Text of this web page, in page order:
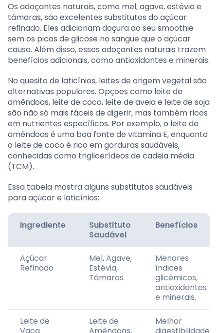
Os adoçantes naturais, como mel, agave, estévia e
tâmaras, são excelentes substitutos do açúcar
refinado. Eles adicionam doçura ao seu smoothie
sem os picos de glicose no sangue que o açúcar
causa. Além disso, esses adoçantes naturais trazem
benefícios adicionais, como antioxidantes e minerais.
No quesito de laticínios, leites de origem vegetal são
alternativas populares. Opções como leite de
amêndoas, leite de coco, leite de aveia e leite de soja
são não só mais fáceis de digerir, mas também ricos
em nutrientes específicos. Por exemplo, o leite de
amêndoas é uma boa fonte de vitamina E, enquanto
o leite de coco é rico em gorduras saudáveis,
conhecidas como triglicerídeos de cadeia média
(TCM).
Essa tabela mostra alguns substitutos saudáveis
para açúcar e laticínios:
Ingrediente
Substituto
Saudável
Benefícios
Açúcar
Refinado
Mel, Agave,
Estévia,
Tâmaras
Menores
índices
glicêmicos,
antioxidantes
e minerais.
Leite de
Leite de
Melhor